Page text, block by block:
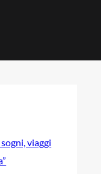
viaggi